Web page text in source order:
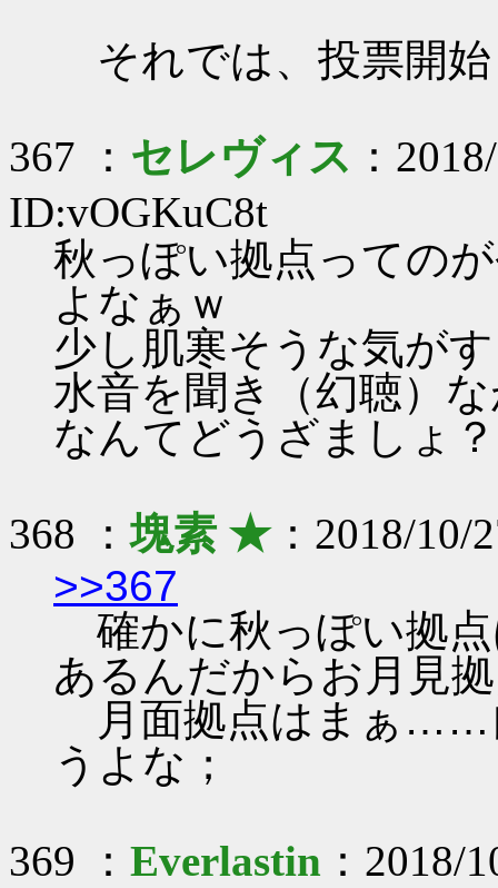
それでは、投票開
367 ： セレヴィス ：
ID:vOGKuC8t
秋っぽい拠点っての
よなぁｗ
少し肌寒そうな気が
水音を聞き（幻聴）
なんてどうざましょ？
368 ：塊素 ★：2018/10/
>>367
確かに秋っぽい拠
あるんだからお月見
月面拠点はまぁ……
うよな；
369 ： Everlastin ：2018/